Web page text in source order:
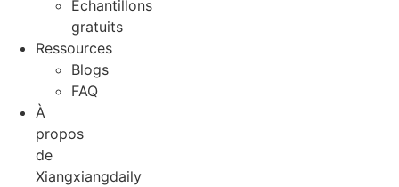
Échantillons
gratuits
Ressources
Blogs
FAQ
À
propos
de
Xiangxiangdaily